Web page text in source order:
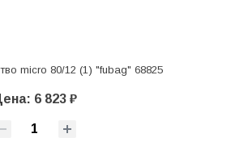
micro 80/12 (1) "fubag" 68825
6 823 ₽